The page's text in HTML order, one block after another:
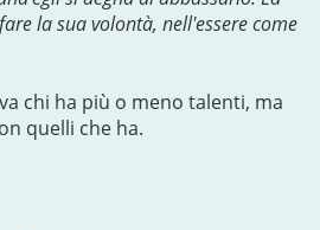
la sua volontà, nell'essere come
chi ha più o meno talenti, ma
quelli che ha.